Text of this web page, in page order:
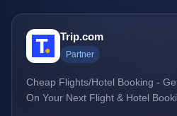
Trip.com
Partner
Cheap Flights/Hotel Booking -
On Your Next Flight & Hotel